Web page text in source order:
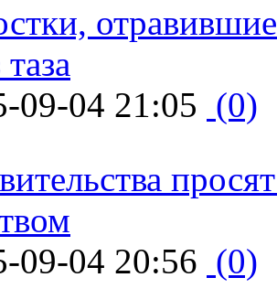
09-04 21:05 (0)
09-04 20:56 (0)